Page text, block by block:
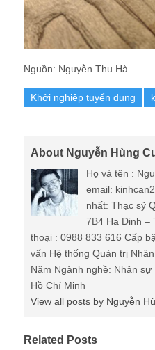
Nguồn: Nguyễn Thu Hà
Khởi nghiệp tuyển dụng
About Nguyễn Hùng
Họ và tên :
email:
nhất: Thạc sỹ
7B4 Ha Dinh –
thoại : 0988 833 616 Cấp
vấn Hệ thống Quản trị
Năm Ngành nghề: Nhân
Hồ Chí Minh
View all posts by Nguyễn
Related Posts